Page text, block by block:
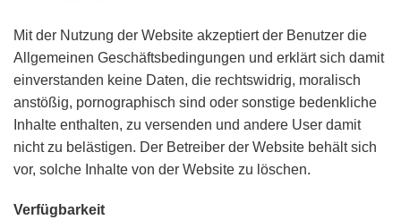
Mit der Nutzung der Website akzeptiert der Benutzer die
Allgemeinen Geschäftsbedingungen und erklärt sich damit
einverstanden keine Daten, die rechtswidrig, moralisch
anstößig, pornographisch sind oder sonstige bedenkliche
Inhalte enthalten, zu versenden und andere User damit
nicht zu belästigen. Der Betreiber der Website behält sich
vor, solche Inhalte von der Website zu löschen.
Verfügbarkeit